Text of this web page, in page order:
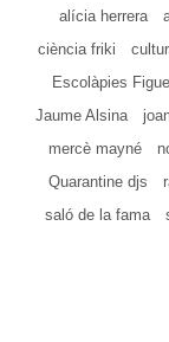
alícia herrera
ciència friki
Escolàpies
Jaume Alsina
mercè mayné
Quarantine djs
saló de la fama